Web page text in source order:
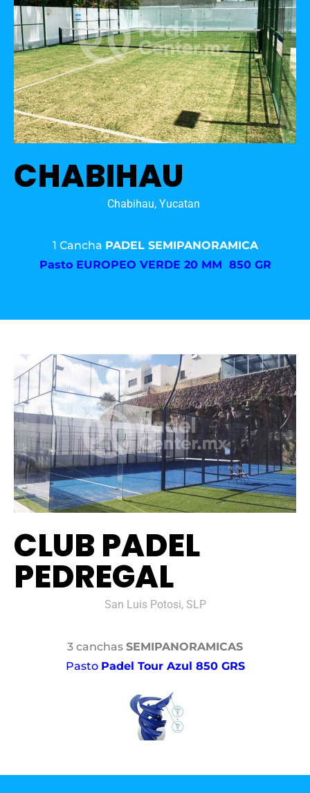
CHABIHAU
Chabihau, Yucatan
1 Cancha PADEL SEMIPANORAMICA
Pasto EUROPEO VERDE 20 MM 850 GR
CLUB PADEL
PEDREGAL
San Luis Potosi, SLP
3 canchas SEMIPANORAMICAS
Pasto Padel Tour Azul 850 GRS